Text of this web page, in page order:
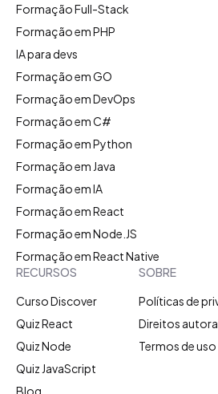
Formação Full-Stack
Formação em PHP
IA para devs
Formação em GO
Formação em DevOps
Formação em C#
Formação em Python
Formação em Java
Formação em IA
Formação em React
Formação em Node.JS
Formação em React Native
RECURSOS
Curso Discover
Quiz React
Quiz Node
Quiz JavaScript
Blog
SOBRE
Políticas de
Direitos
Termos de uso